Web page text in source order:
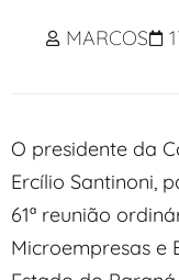
MARCOS
O presidente da
Ercílio Santinoni,
61ª reunião
Microempresas e